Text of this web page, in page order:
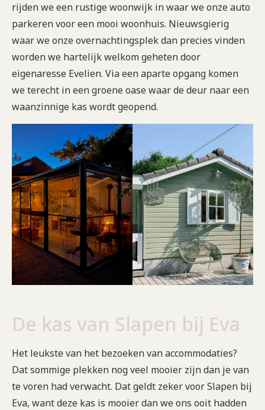
rijden we een rustige woonwijk in waar we onze auto
parkeren voor een mooi woonhuis. Nieuwsgierig
waar we onze overnachtingsplek dan precies vinden
worden we hartelijk welkom geheten door
eigenaresse Evelien. Via een aparte opgang komen
we terecht in een groene oase waar de deur naar een
waanzinnige kas wordt geopend.
De kas van Slapen bij Eva
Het leukste van het bezoeken van accommodaties?
Dat sommige plekken nog veel mooier zijn dan je van
te voren had verwacht. Dat geldt zeker voor Slapen bij
Eva, want deze kas is mooier dan we ons ooit hadden